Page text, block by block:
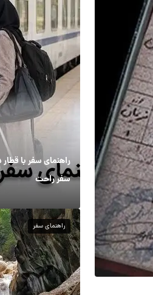
راهنمای سفر با
سفر راحت
راهنمای سفر